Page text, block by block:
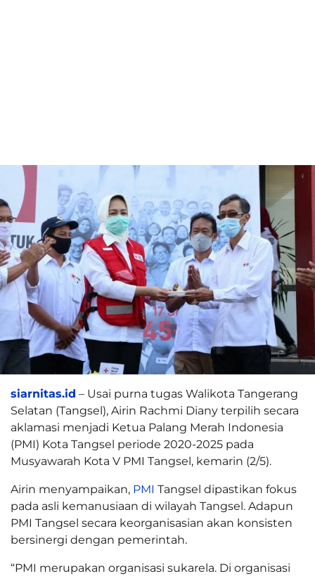
siarnitas.id – Usai purna tugas Walikota Tangerang
Selatan (Tangsel), Airin Rachmi Diany terpilih secara
aklamasi menjadi Ketua Palang Merah Indonesia
(PMI) Kota Tangsel periode 2020-2025 pada
Musyawarah Kota V PMI Tangsel, kemarin (2/5).
Airin menyampaikan, PMI Tangsel dipastikan fokus
pada asli kemanusiaan di wilayah Tangsel. Adapun
PMI Tangsel secara keorganisasian akan konsisten
bersinergi dengan pemerintah.
“PMI merupakan organisasi sukarela. Di organisasi